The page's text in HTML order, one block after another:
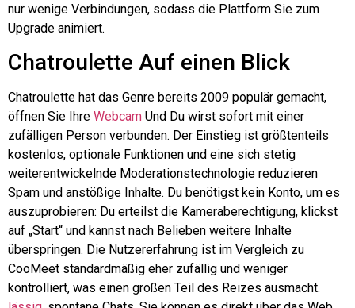
nur wenige Verbindungen, sodass die Plattform Sie zum
Upgrade animiert.
Chatroulette Auf einen Blick
Chatroulette hat das Genre bereits 2009 populär gemacht,
öffnen Sie Ihre Webcam Und Du wirst sofort mit einer
zufälligen Person verbunden. Der Einstieg ist größtenteils
kostenlos, optionale Funktionen und eine sich stetig
weiterentwickelnde Moderationstechnologie reduzieren
Spam und anstößige Inhalte. Du benötigst kein Konto, um es
auszuprobieren: Du erteilst die Kameraberechtigung, klickst
auf „Start“ und kannst nach Belieben weitere Inhalte
überspringen. Die Nutzererfahrung ist im Vergleich zu
CooMeet standardmäßig eher zufällig und weniger
kontrolliert, was einen großen Teil des Reizes ausmacht.